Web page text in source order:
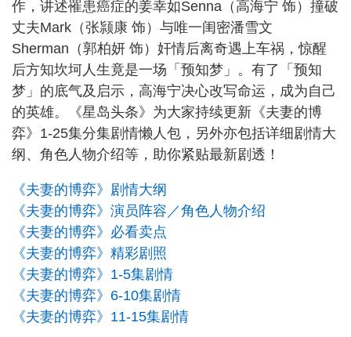
作，讲述罹患癌症的姜幸如Senna（高海宁 饰）撞破
丈夫Mark（张颕康 饰）与唯一闺密潘雪文
Sherman（郭柏妍 饰）奸情后离奇遇上车祸，惊醒
后方知坎坷人生竟是一场「预知梦」。有了「预知
梦」的底气及启示，高海宁决心改写命运，成为自己
的英雄。《星岛头条》为大家持续更新《夫妻的博
弈》1-25集分集剧情懒人包，另外亦包括详细剧情大
纲、角色人物介绍等，助你紧贴最新剧透！
《夫妻的博弈》剧情大纲
《夫妻的博弈》演员阵容／角色人物介绍
《夫妻的博弈》必看卖点
《夫妻的博弈》精彩剧照
《夫妻的博弈》1-5集剧情
《夫妻的博弈》6-10集剧情
《夫妻的博弈》11-15集剧情